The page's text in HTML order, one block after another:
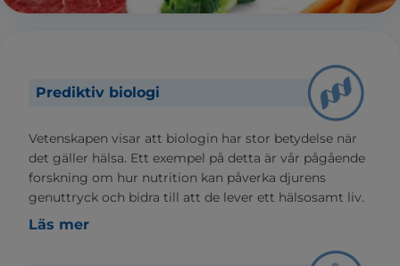
Prediktiv biologi
Vetenskapen visar att biologin har stor betydelse när
det gäller hälsa. Ett exempel på detta är vår pågående
forskning om hur nutrition kan påverka djurens
genuttryck och bidra till att de lever ett hälsosamt liv.
Läs mer